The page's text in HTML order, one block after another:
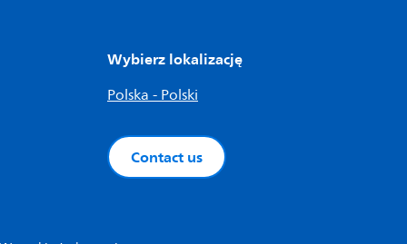
Wybierz lokalizację
Polska - Polski
Contact us